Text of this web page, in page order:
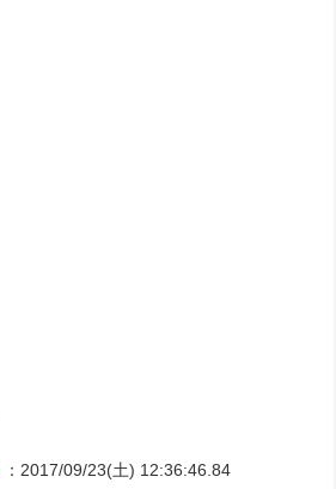
：2017/09/23(土) 12:36:46.84